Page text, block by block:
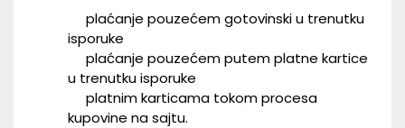
plaćanje pouzećem gotovinski u trenutku
isporuke
plaćanje pouzećem putem platne kartice
u trenutku isporuke
platnim karticama tokom procesa
kupovine na sajtu.